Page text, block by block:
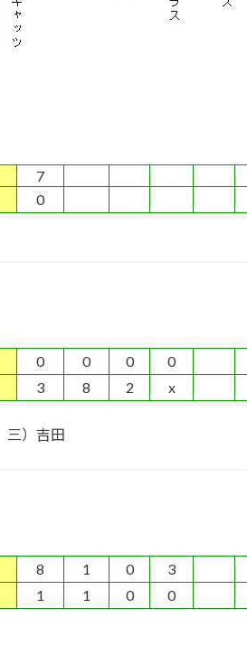
7
0
0 0 0 0
3 8 2 x
）吉田
8 1 0 3
1 1 0 0